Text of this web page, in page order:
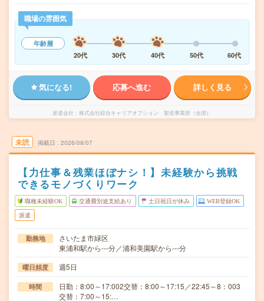
職場の雰囲気
年齢層
20代
30代 40代 50代 60代
気になる! 応募へ進む 詳しく見る
派遣会社 株式会社綜合キャリアオプション 製造事業部（全国）
未読 掲載日 2026/08/07
【力仕事＆残業ほぼナシ！】未経験から挑戦
できるモノづくりワーク
職種未経験OK 交通費別途支給あり 土日祝日が休み WEB登録OK
派遣
勤務地
さいたま市緑区
東浦和駅から---分／浦和美園駅から---分
曜日頻度 週5日
時間
日勤：8:00～17:002交替：8:00～17:15／22:45～8：003
交替：7:00～15:…